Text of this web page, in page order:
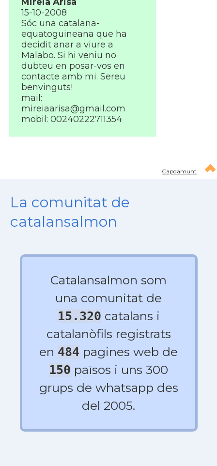
15-10-2008
Sóc una catalana-
equatoguineana que ha
decidit anar a viure a
Malabo. Si hi veniu no
dubteu en posar-vos en
contacte amb mi. Sereu
benvinguts!
mail:
mireiaarisa@gmail.com
mobil: 00240222711354
Capdamunt
La comunitat de
catalansalmon
Catalansalmon som
una comunitat de
15.320 catalans i
catalanòfils registrats
en 484 pagines web de
150 països i uns 300
grups de whatsapp des
del 2005.